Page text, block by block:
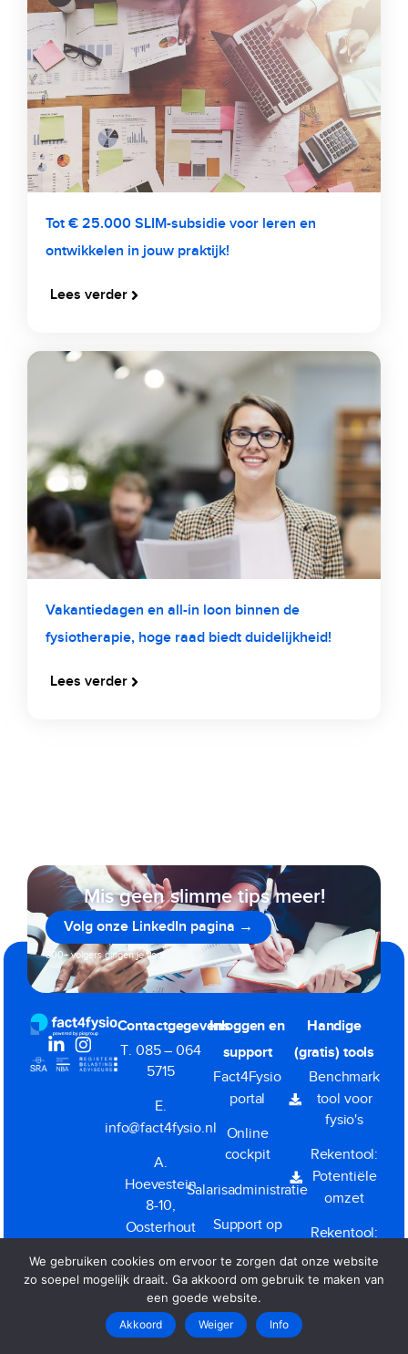
Tot € 25.000 SLIM-subsidie voor leren en
ontwikkelen in jouw praktijk!
Lees verder
Vakantiedagen en all-in loon binnen de
fysiotherapie, hoge raad biedt duidelijkheid!
Lees verder
Mis geen slimme tips meer!
Volg onze LinkedIn pagina →
800+ volgers gingen je voor
Contactgegevens
T. 085 – 064
5715
E.
info@fact4fysio.nl
A.
Hoevestein
8-10,
Oosterhout
KvK.
57498695
Inloggen en
support
Fact4Fysio
portal
Online
cockpit
Salarisadministratie
Support op
(TeamViewer)
Handige
(gratis) tools
Benchmark
tool voor
fysio's
Rekentool:
Potentiële
omzet
Rekentool:
BV Ja of
Nee
Dienstverleningsvoorwaarden | Privacy|
Klacht melden
We gebruiken cookies om ervoor te zorgen dat onze website
zo soepel mogelijk draait. Ga akkoord om gebruik te maken van
een goede website.
Akkoord Weiger Info